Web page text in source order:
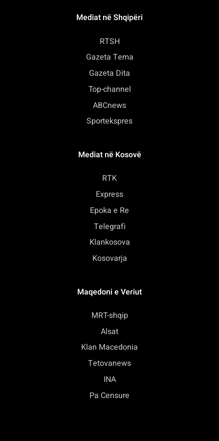
Mediat në Shqipëri
RTSH
Gazeta Tema
Gazeta Dita
Top-channel
ABCnews
Sportekspres
Mediat në Kosovë
RTK
Express
Epoka e Re
Telegrafi
Klankosova
Kosovarja
Maqedoni e Veriut
MRT-shqip
Alsat
Klan Macedonia
Tetovanews
INA
Pa Censure